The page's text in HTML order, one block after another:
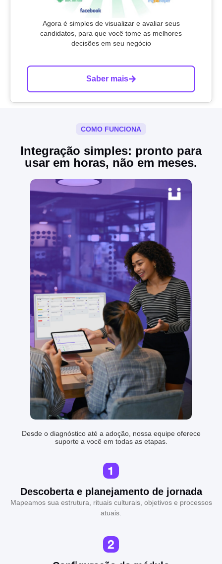
Agora é simples de visualizar e avaliar seus
candidatos, para que você tome as melhores
decisões em seu negócio
Saber mais
COMO FUNCIONA
Integração simples: pronto para
usar em horas, não em meses.
Desde o diagnóstico até a adoção, nossa equipe oferece
suporte a você em todas as etapas.
Descoberta e planejamento de jornada
Mapeamos sua estrutura, rituais culturais, objetivos e processos
atuais.